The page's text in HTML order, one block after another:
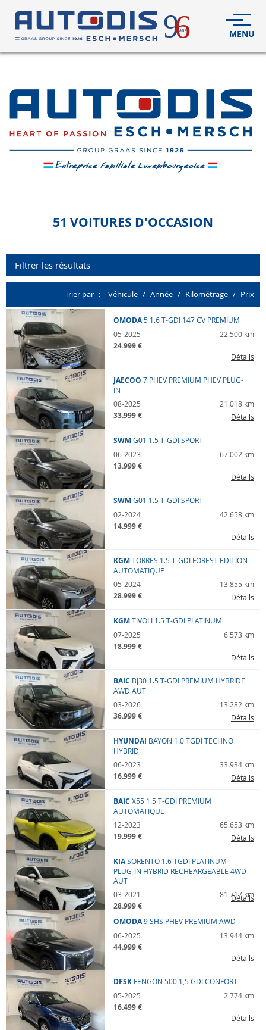
VÉHICULESD'OCCASION
DÉCOUVREZ NOUS
S.A.V.
CONTACT
51 VOITURES D'OCCASION
Filtrer les résultats
Nos marques
Toutes
Nos modèles
Tous
Année
min
Transmission
Toutes
Kilométrage
-- --
Budget
min max
Énergie
--
Trier par Véhicule Année Kilométrage Prix
OMODA5 1.6 T-GDI 147 CV PREMIUM
05-2025
22.500 km
24.999 €
Détails
JAECOO 7 PHEV PREMIUM PHEV PLUG-
IN
08-2025
21.018 km
33.999 € Détails
SWMG01 1.5 T-GDI SPORT
06-2023
67.002 km
13.999 €
Détails
SWMG01 1.5 T-GDI SPORT
02-2024
42.658 km
14.999 €
Détails
KGMTORRES 1.5 T-GDI FOREST EDITION
AUTOMATIQUE
05-2024
13.855 km
28.999 € Détails
KGMTIVOLI 1.5 T-GDI PLATINUM
07-2025
6.573 km
18.999 €
Détails
BAIC BJ30 1.5 T-GDI PREMIUM HYBRIDE
AWD AUT
03-2026
13.282 km
36.999 € Détails
HYUNDAI BAYON 1.0 TGDI TECHNO
HYBRID
06-2023
33.934 km
16.999 € Détails
BAIC X55 1.5 T-GDI PREMIUM
AUTOMATIQUE
12-2023
65.653 km
19.999 € Détails
KIASORENTO 1.6 TGDI PLATINUM
PLUG-IN HYBRID RECHEARGEABLE 4WD
AUT
03-2021
81.717 km
28.999 €
Détails
OMODA9SHS PHEV PREMIUM AWD
06-2025
13.944 km
44.999 €
Détails
DFSK FENGON 500 1,5 GDI CONFORT
05-2025
2.774 km
16.499 €
Détails